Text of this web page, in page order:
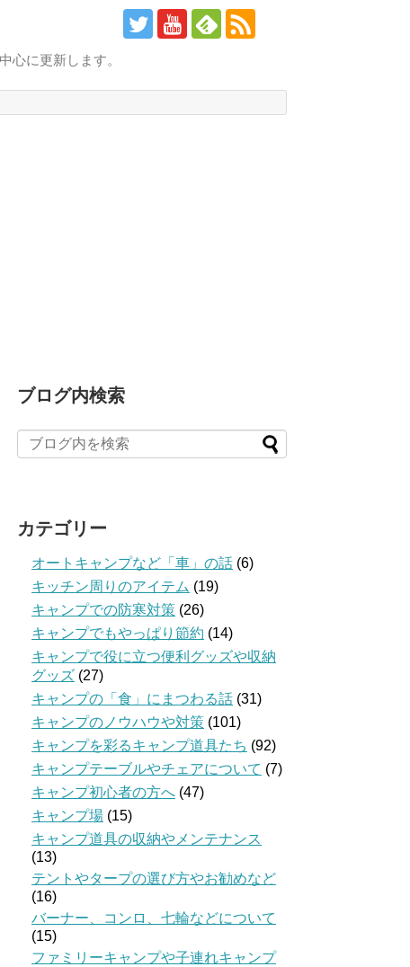
心に更新します。
ブログ内検索
カテゴリー
オートキャンプなど「車」の話 (6)
キッチン周りのアイテム (19)
キャンプでの防寒対策 (26)
キャンプでもやっぱり節約 (14)
キャンプで役に立つ便利グッズや収納
グッズ (27)
キャンプの「食」にまつわる話 (31)
キャンプのノウハウや対策 (101)
キャンプを彩るキャンプ道具たち (92)
キャンプテーブルやチェアについて (7)
キャンプ初心者の方へ (47)
キャンプ場 (15)
キャンプ道具の収納やメンテナンス
(13)
テントやタープの選び方やお勧めなど
(16)
バーナー、コンロ、七輪などについて
(15)
ファミリーキャンプや子連れキャンプ